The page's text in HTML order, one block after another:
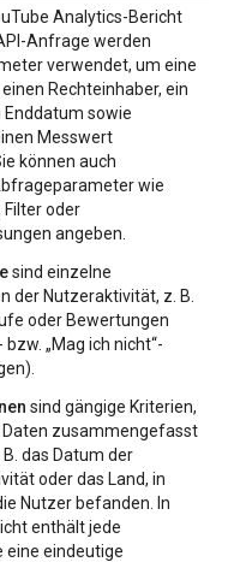
Analytics-Bericht
Anfrage werden
verwendet, um eine
einen Rechteinhaber, ein
sowie
Messwert
können auch
wie
Filter oder
angeben.
sind einzelne
der Nutzeraktivität, z. B.
oder Bewertungen
bzw. „Mag ich nicht“-
sind gängige Kriterien,
zusammengefasst
das Datum der
oder das Land, in
Nutzer befanden. In
enthält jede
eine eindeutige